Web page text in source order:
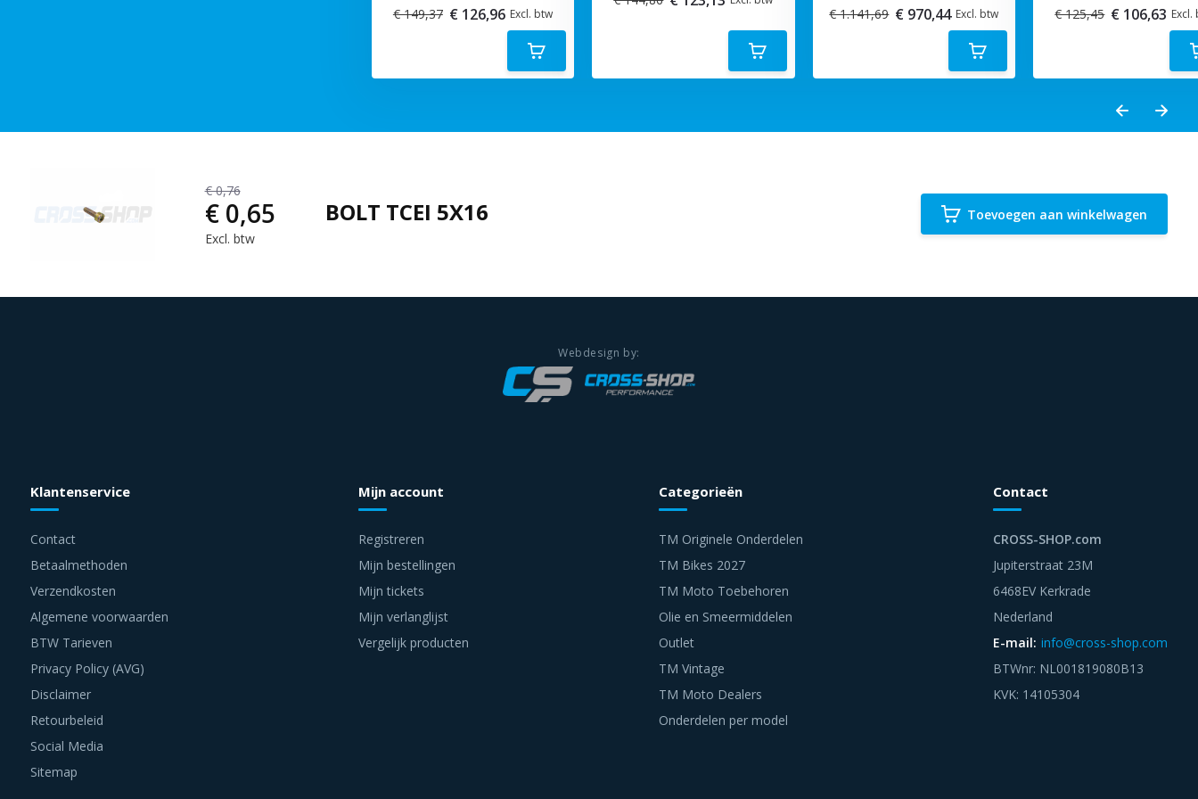
€ 149,37 € 126,96 Excl. btw
€ 1.141,69 € 970,44 Excl. btw
€ 125,45 € 106,63 Excl.
€ 0,76
€ 0,65
Excl. btw
BOLT TCEI 5X16 Toevoegen aan winkelwagen
Klantenservice
Contact
Betaalmethoden
Verzendkosten
Algemene voorwaarden
BTW Tarieven
Privacy Policy (AVG)
Disclaimer
Retourbeleid
Social Media
Sitemap
Mijn account
Registreren
Mijn bestellingen
Mijn tickets
Mijn verlanglijst
Vergelijk producten
Categorieën
TM Originele Onderdelen
TM Bikes 2027
TM Moto Toebehoren
Olie en Smeermiddelen
Outlet
TM Vintage
TM Moto Dealers
Onderdelen per model
Contact
CROSS-SHOP.com
Jupiterstraat 23M
6468EV Kerkrade
Nederland
E-mail: info@cross-shop.com
BTWnr: NL001819080B13
KVK: 14105304